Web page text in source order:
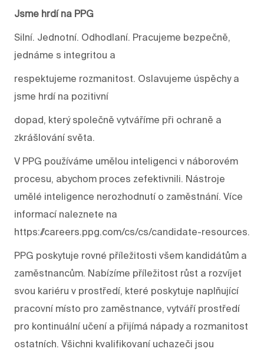
Jsme hrdí na PPG
Silní. Jednotní. Odhodlaní. Pracujeme bezpečně,
jednáme s integritou a
respektujeme rozmanitost. Oslavujeme úspěchy a
jsme hrdí na pozitivní
dopad, který společně vytváříme při ochraně a
zkrášlování světa.
V PPG používáme umělou inteligenci v náborovém
procesu, abychom proces zefektivnili. Nástroje
umělé inteligence nerozhodnutí o zaměstnání. Více
informací naleznete na
https://careers.ppg.com/cs/cs/candidate-resources.
PPG poskytuje rovné příležitosti všem kandidátům a
zaměstnancům. Nabízíme příležitost růst a rozvíjet
svou kariéru v prostředí, které poskytuje naplňující
pracovní místo pro zaměstnance, vytváří prostředí
pro kontinuální učení a přijímá nápady a rozmanitost
ostatních. Všichni kvalifikovaní uchazeči jsou